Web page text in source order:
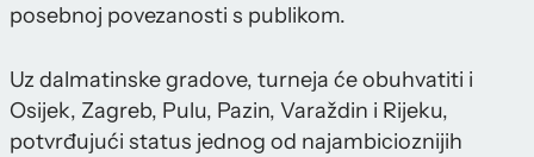
posebnoj povezanosti s publikom.
Uz dalmatinske gradove, turneja će obuhvatiti i
Osijek, Zagreb, Pulu, Pazin, Varaždin i Rijeku,
potvrđujući status jednog od najambicioznijih